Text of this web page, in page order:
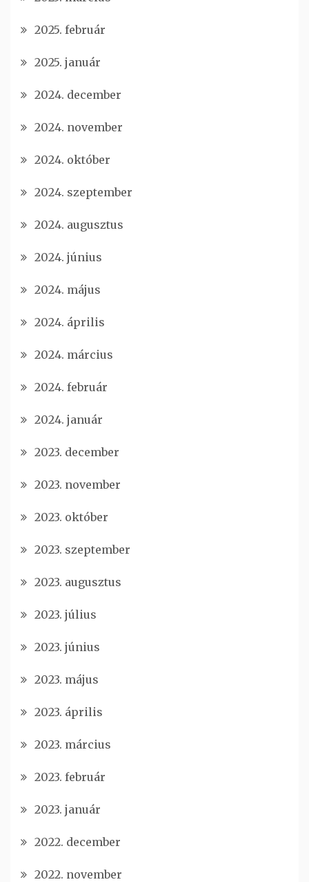
2025. február
2025. január
2024. december
2024. november
2024. október
2024. szeptember
2024. augusztus
2024. június
2024. május
2024. április
2024. március
2024. február
2024. január
2023. december
2023. november
2023. október
2023. szeptember
2023. augusztus
2023. július
2023. június
2023. május
2023. április
2023. március
2023. február
2023. január
2022. december
2022. november